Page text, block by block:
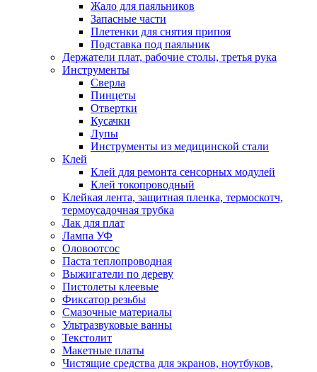
Жало для паяльников
Запасные части
Плетенки для снятия припоя
Подставка под паяльник
Держатели плат, рабочие столы, третья рука
Инструменты
Сверла
Пинцеты
Отвертки
Кусачки
Лупы
Инструменты из медицинской стали
Клей
Клей для ремонта сенсорных модулей
Клей токопроводный
Клейкая лента, защитная пленка, термоскотч,
термоусадочная трубка
Лак для плат
Лампа УФ
Оловоотсос
Паста теплопроводная
Выжигатели по дереву
Пистолеты клеевые
Фиксатор резьбы
Смазочные материалы
Ультразвуковые ванны
Текстолит
Макетные платы
Чистящие средства для экранов, ноутбуков,